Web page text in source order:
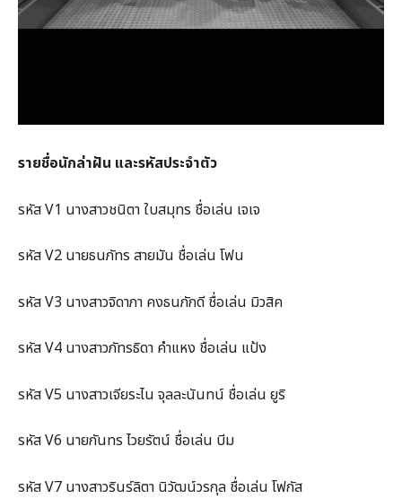
รายชื่อนักล่าฝัน และรหัสประจำตัว
รหัส V1 นางสาวชนิตา ใบสมุทร ชื่อเล่น เจเจ
รหัส V2 นายธนภัทร สายมัน ชื่อเล่น โฟน
รหัส V3 นางสาวจิดาภา คงธนภักดี ชื่อเล่น มิวสิค
รหัส V4 นางสาวภัทรธิดา คำแหง ชื่อเล่น แป้ง
รหัส V5 นางสาวเจียระไน จุลละนันทน์ ชื่อเล่น ยูริ
รหัส V6 นายกันทร ไวยรัตน์ ชื่อเล่น บีม
รหัส V7 นางสาวรินร์ลิตา นิวัฒน์วรกุล ชื่อเล่น โฟกัส